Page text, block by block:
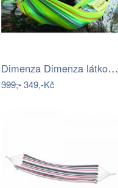
Dimenza Dimenza látková zahradní…
399,-349,-Kč